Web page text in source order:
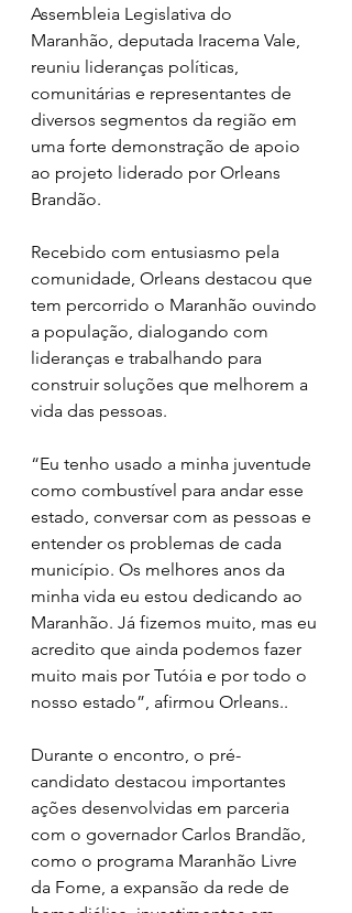
Assembleia Legislativa do
Maranhão, deputada Iracema Vale,
reuniu lideranças políticas,
comunitárias e representantes de
diversos segmentos da região em
uma forte demonstração de apoio
ao projeto liderado por Orleans
Brandão.
Recebido com entusiasmo pela
comunidade, Orleans destacou que
tem percorrido o Maranhão ouvindo
a população, dialogando com
lideranças e trabalhando para
construir soluções que melhorem a
vida das pessoas.
“Eu tenho usado a minha juventude
como combustível para andar esse
estado, conversar com as pessoas e
entender os problemas de cada
município. Os melhores anos da
minha vida eu estou dedicando ao
Maranhão. Já fizemos muito, mas eu
acredito que ainda podemos fazer
muito mais por Tutóia e por todo o
nosso estado”, afirmou Orleans..
Durante o encontro, o pré-
candidato destacou importantes
ações desenvolvidas em parceria
com o governador Carlos Brandão,
como o programa Maranhão Livre
da Fome, a expansão da rede de